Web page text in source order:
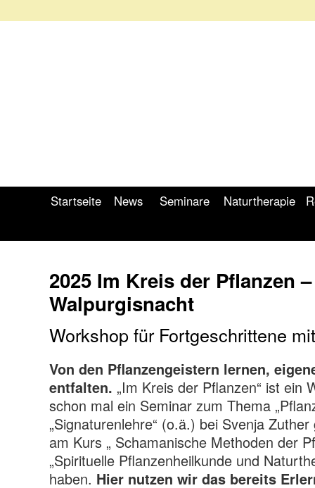
Startseite News Seminare Naturtherapie
2025 Im Kreis der Pflanzen
Walpurgisnacht
Workshop für Fortgeschrittene
Von den Pflanzengeistern lernen,
entfalten. „Im Kreis der Pflanzen“ ist ein
schon mal ein Seminar zum Thema
„Signaturenlehre“ (o.ä.) bei Svenja
am Kurs „ Schamanische Methoden der
„Spirituelle Pflanzenheilkunde und
haben. Hier nutzen wir das bereits